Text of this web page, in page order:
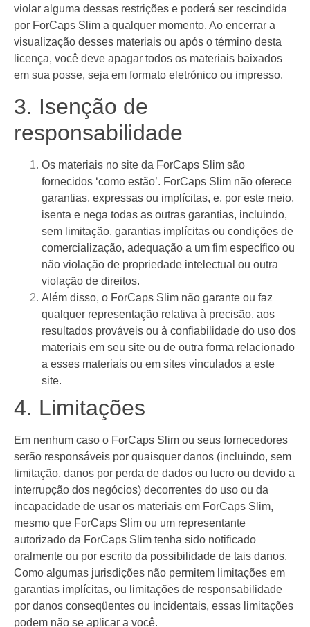
violar alguma dessas restrições e poderá ser rescindida
por ForCaps Slim a qualquer momento. Ao encerrar a
visualização desses materiais ou após o término desta
licença, você deve apagar todos os materiais baixados
em sua posse, seja em formato eletrónico ou impresso.
3. Isenção de
responsabilidade
Os materiais no site da ForCaps Slim são
fornecidos ‘como estão’. ForCaps Slim não oferece
garantias, expressas ou implícitas, e, por este meio,
isenta e nega todas as outras garantias, incluindo,
sem limitação, garantias implícitas ou condições de
comercialização, adequação a um fim específico ou
não violação de propriedade intelectual ou outra
violação de direitos.
Além disso, o ForCaps Slim não garante ou faz
qualquer representação relativa à precisão, aos
resultados prováveis ​​ou à confiabilidade do uso dos
materiais em seu site ou de outra forma relacionado
a esses materiais ou em sites vinculados a este
site.
4. Limitações
Em nenhum caso o ForCaps Slim ou seus fornecedores
serão responsáveis ​​por quaisquer danos (incluindo, sem
limitação, danos por perda de dados ou lucro ou devido a
interrupção dos negócios) decorrentes do uso ou da
incapacidade de usar os materiais em ForCaps Slim,
mesmo que ForCaps Slim ou um representante
autorizado da ForCaps Slim tenha sido notificado
oralmente ou por escrito da possibilidade de tais danos.
Como algumas jurisdições não permitem limitações em
garantias implícitas, ou limitações de responsabilidade
por danos conseqüentes ou incidentais, essas limitações
podem não se aplicar a você.